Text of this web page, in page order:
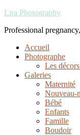
Lira Photography
Professional
Accueil
Photographe
Les
Galeries
Maternité
Nouveau-
Bébé
Enfants
Famille
Boudoir